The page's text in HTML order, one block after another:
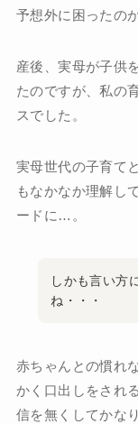
予想外に困ったの
産後、実母が子供
たのですが、私の
スでした。
実母世代の子育て
もなかなか理解し
ードに…。
しかも言い方
ね・・・
赤ちゃんとの慣れ
かく口出しをされ
信を無くしてかな